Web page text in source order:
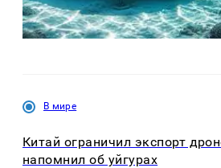
В мире
Китай ограничил экспорт
напомнил об уйгурах